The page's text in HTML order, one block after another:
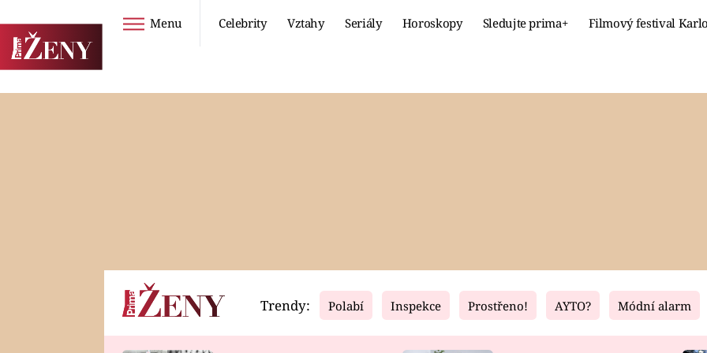
Menu Celebrity Vztahy Seriály Horoskopy Sledujte prima+ Filmový festival
Horoskopy Video Fresh Living
Trendy: Polabí Inspekce Prostřeno! AYTO? Módní alarm